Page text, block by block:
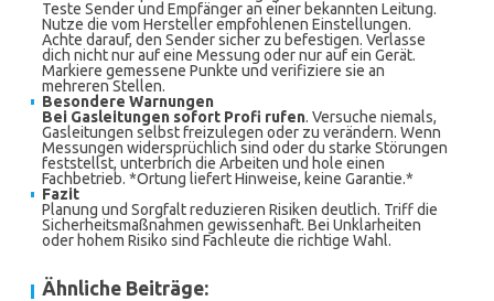
Teste Sender und Empfänger an einer bekannten Leitung.
Nutze die vom Hersteller empfohlenen Einstellungen.
Achte darauf, den Sender sicher zu befestigen. Verlasse
dich nicht nur auf eine Messung oder nur auf ein Gerät.
Markiere gemessene Punkte und verifiziere sie an
mehreren Stellen.
Besondere Warnungen
Bei Gasleitungen sofort Profi rufen. Versuche niemals,
Gasleitungen selbst freizulegen oder zu verändern. Wenn
Messungen widersprüchlich sind oder du starke Störungen
feststellst, unterbrich die Arbeiten und hole einen
Fachbetrieb. *Ortung liefert Hinweise, keine Garantie.*
Fazit
Planung und Sorgfalt reduzieren Risiken deutlich. Triff die
Sicherheitsmaßnahmen gewissenhaft. Bei Unklarheiten
oder hohem Risiko sind Fachleute die richtige Wahl.
Ähnliche Beiträge: